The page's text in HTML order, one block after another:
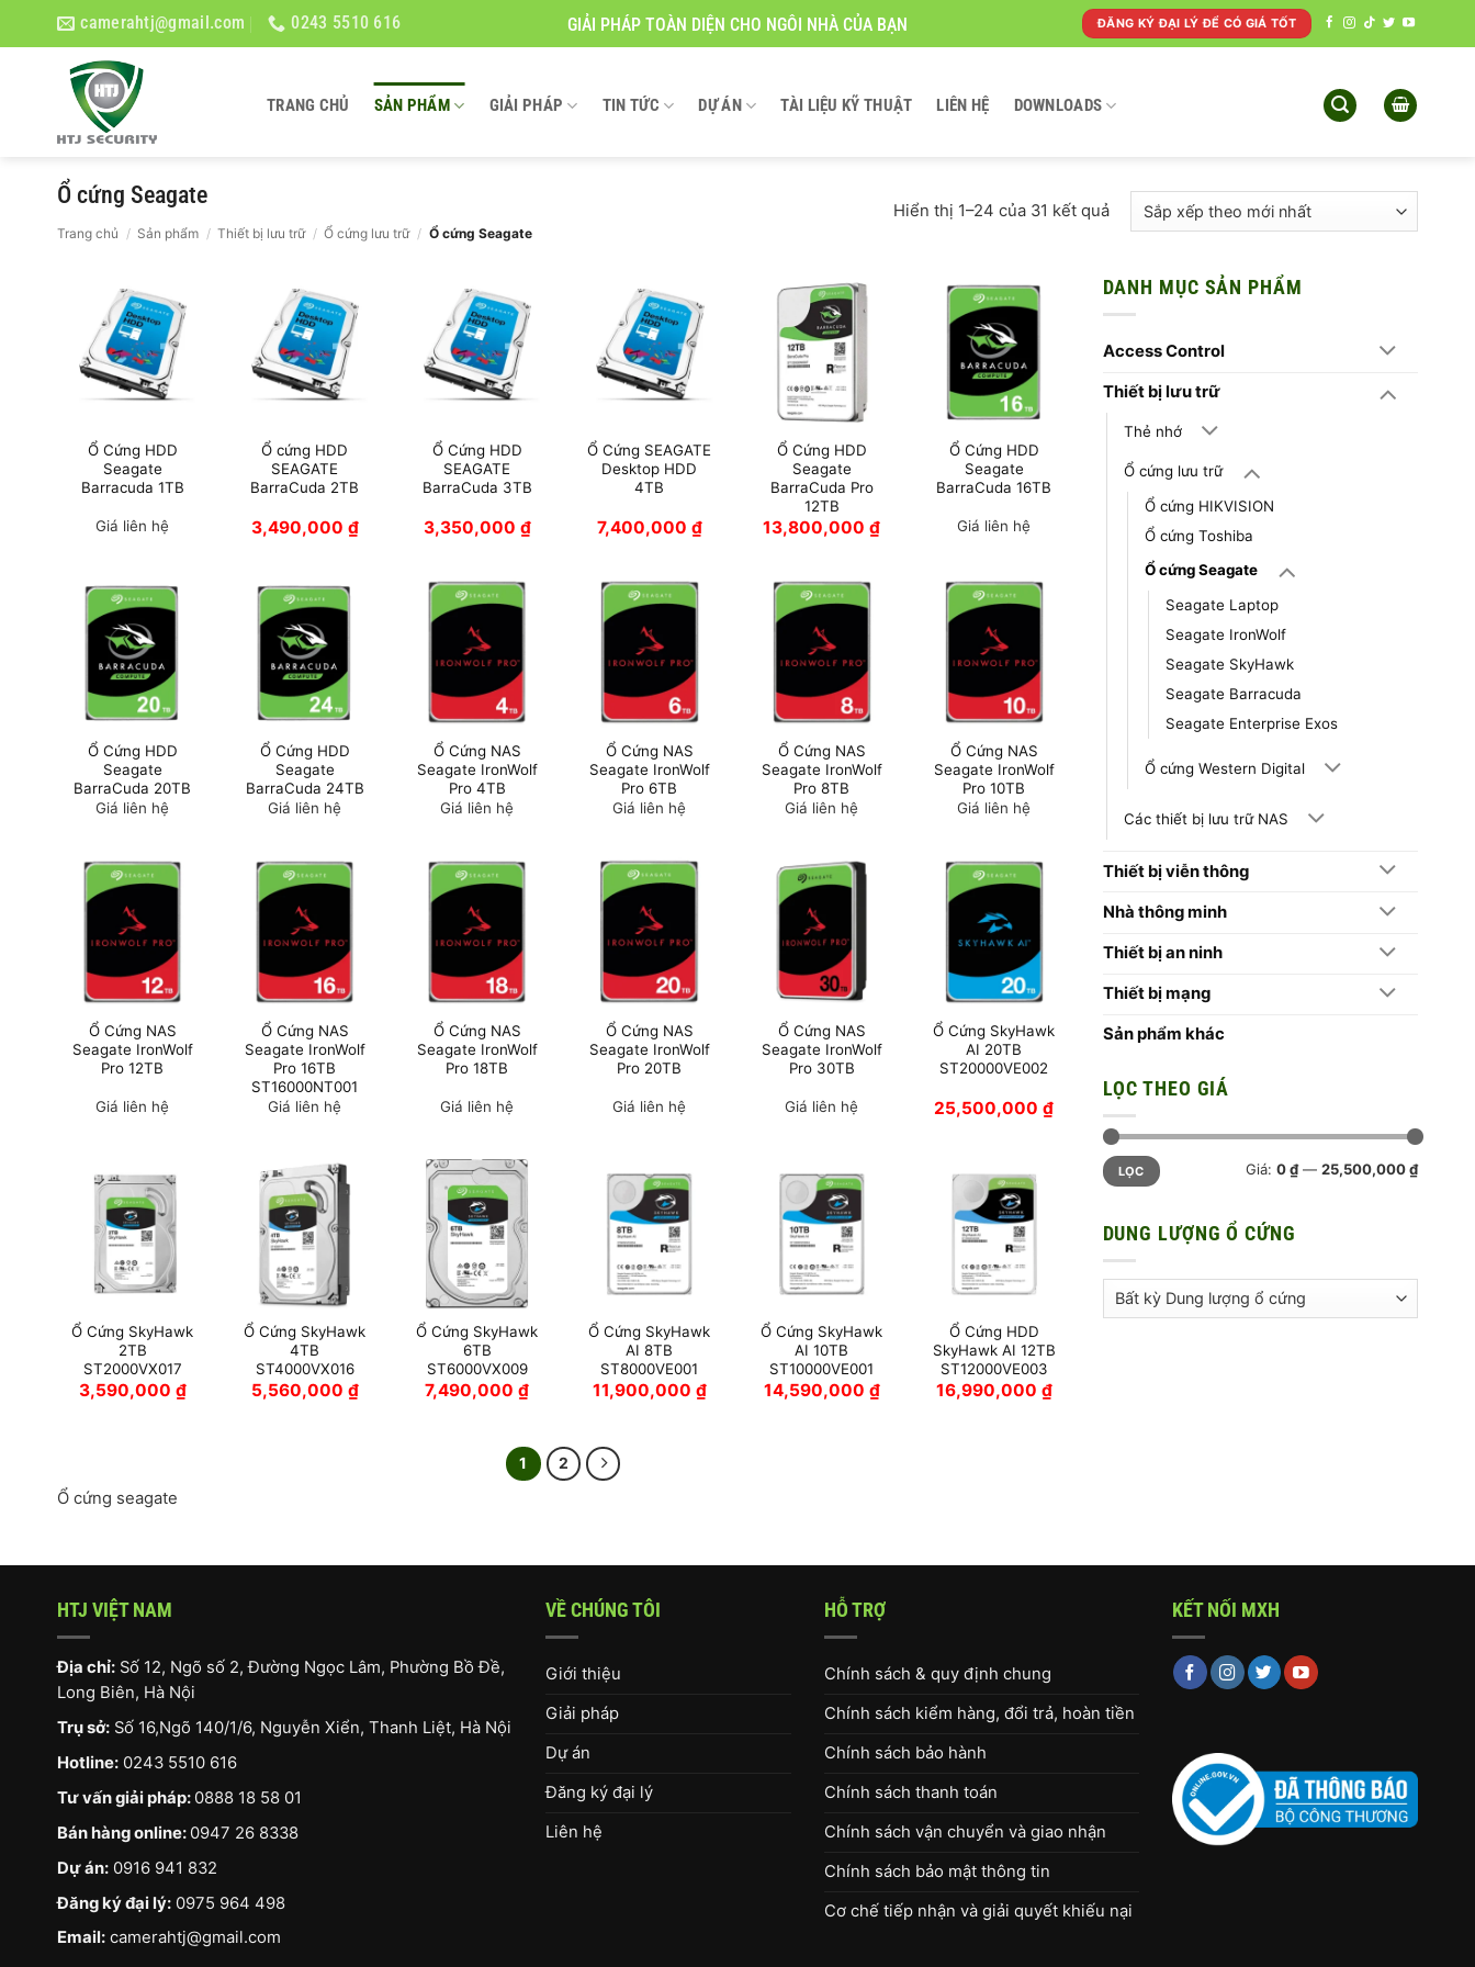
camerahtj@gmail.com 0243 5510 616 GIẢI PHÁP TOÀN DIỆN CHO NGÔI NHÀ CỦA BẠN ĐĂNG KÝ ĐẠI LÝ ĐỂ CÓ GIÁ TỐT
TRANG CHỦ SẢN PHẨM GIẢI PHÁP TIN TỨC DỰ ÁN TÀI LIỆU KỸ THUẬT LIÊN HỆ DOWNLOADS
Ổ cứng Seagate
Trang chủ / Sản phẩm / Thiết bị lưu trữ / Ổ cứng lưu trữ / Ổ cứng Seagate
Hiển thị 1–24 của 31 kết quảĐã
sắp
theo
mới
Ổ Cứng HDD
Seagate
Barracuda 1TB
Giá liên hệ
Ổ cứng HDD
SEAGATE
BarraCuda 2TB
3,490,000 ₫
Ổ Cứng HDD
SEAGATE
BarraCuda 3TB
3,350,000 ₫
Ổ Cứng SEAGATE
Desktop HDD
4TB
7,400,000 ₫
Ổ Cứng HDD
Seagate
BarraCuda Pro
12TB
13,800,000₫
Ổ Cứng HDD
Seagate
BarraCuda 16TB
Giá liên hệ
Ổ Cứng HDD
Seagate
BarraCuda 20TB
Giá liên hệ
Ổ Cứng HDD
Seagate
BarraCuda 24TB
Giá liên hệ
Ổ Cứng NAS
Seagate IronWolf
Pro 4TB
Giá liên hệ
Ổ Cứng NAS
Seagate IronWolf
Pro 6TB
Giá liên hệ
Ổ Cứng NAS
Seagate IronWolf
Pro 8TB
Giá liên hệ
Ổ Cứng NAS
Seagate IronWolf
Pro 10TB
Giá liên hệ
Ổ Cứng NAS
Seagate IronWolf
Pro 12TB
Giá liên hệ
Ổ Cứng NAS
Seagate IronWolf
Pro 16TB
ST16000NT001
Giá liên hệ
Ổ Cứng NAS
Seagate IronWolf
Pro 18TB
Giá liên hệ
Ổ Cứng NAS
Seagate IronWolf
Pro 20TB
Giá liên hệ
Ổ Cứng NAS
Seagate IronWolf
Pro 30TB
Giá liên hệ
Ổ Cứng SkyHawk
AI 20TB
ST20000VE002
25,500,000₫
Ổ Cứng SkyHawk
2TB
ST2000VX017
3,590,000 ₫
Ổ Cứng SkyHawk
4TB
ST4000VX016
5,560,000 ₫
Ổ Cứng SkyHawk
6TB
ST6000VX009
7,490,000₫
Ổ Cứng SkyHawk
AI 8TB
ST8000VE001
11,900,000 ₫
Ổ Cứng SkyHawk
AI 10TB
ST10000VE001
14,590,000 ₫
Ổ Cứng HDD
SkyHawk AI 12TB
ST12000VE003
16,990,000 ₫
1 2
Ổ cứng seagate
DANH MỤC SẢN PHẨM
Access Control
Thiết bị lưu trữ
Thẻ nhớ
Ổ cứng lưu trữ
Ổ cứng HIKVISION
Ổ cứng Toshiba
Ổ cứng Seagate
Seagate Laptop
Seagate IronWolf
Seagate SkyHawk
Seagate Barracuda
Seagate Enterprise Exos
Ổ cứng Western Digital
Các thiết bị lưu trữ NAS
Thiết bị viễn thông
Nhà thông minh
Thiết bị an ninh
Thiết bị mạng
Sản phẩm khác
LỌC THEO GIÁ
Giá
tối
thiểu
Giá
tối
đa
LỌC Giá: 0 ₫— 25,500,000 ₫
DUNG LƯỢNG Ổ CỨNG
HTJ VIỆT NAM
Địa chỉ: Số 12, Ngõ số 2, Đường Ngọc Lâm, Phường Bồ Đề,
Long Biên, Hà Nội
Trụ sở: Số 16,Ngõ 140/1/6, Nguyễn Xiển, Thanh Liệt, Hà Nội
Hotline: 0243 5510 616
Tư vấn giải pháp: 0888 18 58 01
Bán hàng online: 0947 26 8338
Dự án: 0916 941 832
Đăng ký đại lý: 0975 964 498
Email: camerahtj@gmail.com
VỀ CHÚNG TÔI
Giới thiệu
Giải pháp
Dự án
Đăng ký đại lý
Liên hệ
HỖ TRỢ
Chính sách & quy định chung
Chính sách kiểm hàng, đổi trả, hoàn tiền
Chính sách bảo hành
Chính sách thanh toán
Chính sách vận chuyển và giao nhận
Chính sách bảo mật thông tin
Cơ chế tiếp nhận và giải quyết khiếu nại
KẾT NỐI MXH